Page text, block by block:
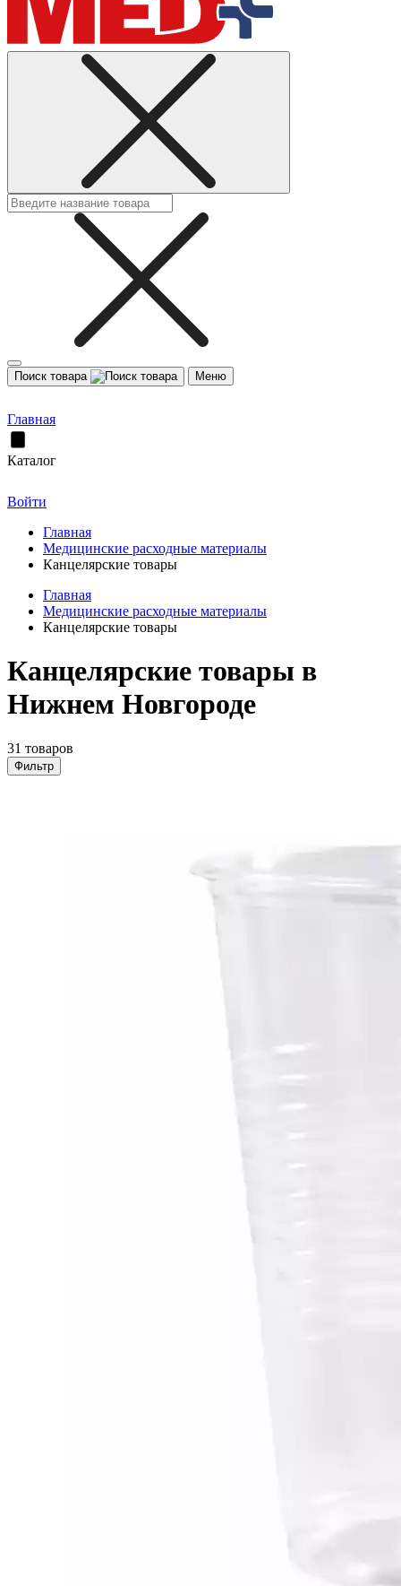
Поиск товара Меню
Главная
Каталог
Войти
Главная
Медицинские расходные материалы
Канцелярские товары
Главная
Медицинские расходные материалы
Канцелярские товары
Канцелярские товары в
Нижнем Новгороде
31 товаров
Фильтр